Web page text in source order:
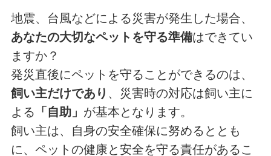
地震、台風などによる災害が発生した場合、
あなたの大切なペットを守る準備はできてい
ますか？
発災直後にペットを守ることができるのは、
飼い主だけであり 、災害時の対応は飼い主に
よる 「自助」 が基本となります。
飼い主は、自身の安全確保に努めるととも
に、ペットの健康と安全を守る責任があるこ